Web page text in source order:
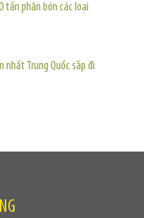
tấn phân bón các loại
nhất Trung Quốc sắp đi